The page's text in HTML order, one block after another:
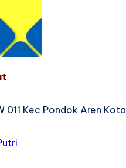
011 Kec Pondok Aren Kota